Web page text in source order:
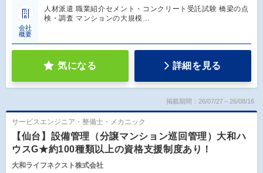
会社
概要
人材派遣 職業紹介セメント・コンクリート受託試験 橋梁の点
検・調査 マンションの大規模…
気になる 詳細を見る
掲載期間：26/07/27～26/08/16
サービスエンジニア・整備士・メカニック
【仙台】設備管理（分譲マンション巡回管理）大和ハ
ウスG★約100種類以上の資格支援制度あり！
大和ライフネクスト株式会社